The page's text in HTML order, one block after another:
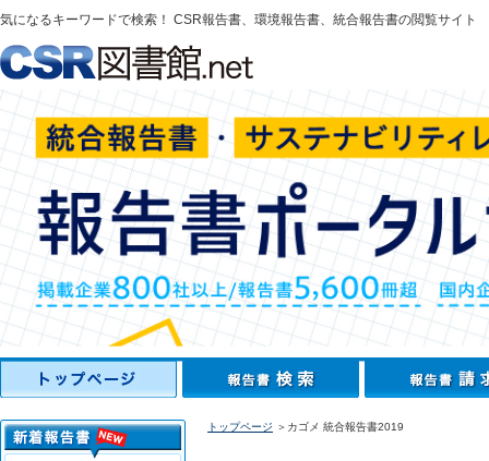
気になるキーワードで検索！ CSR報告書、環境報告書、統合報告書の閲覧サイト
トップページ ＞カゴメ 統合報告書2019